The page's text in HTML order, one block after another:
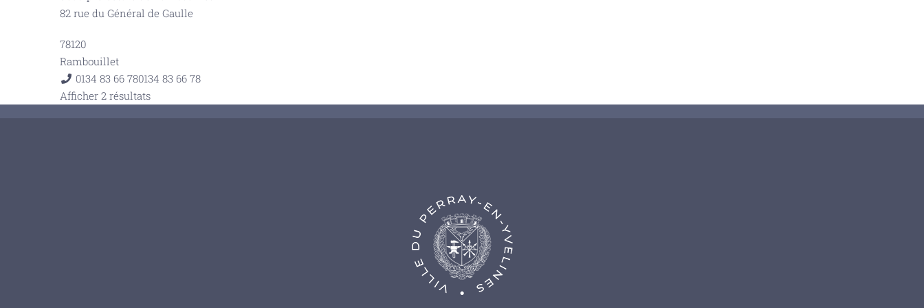
82 rue du Général de Gaulle
78120
Rambouillet
0134 83 66 780134 83 66 78
Afficher 2 résultats